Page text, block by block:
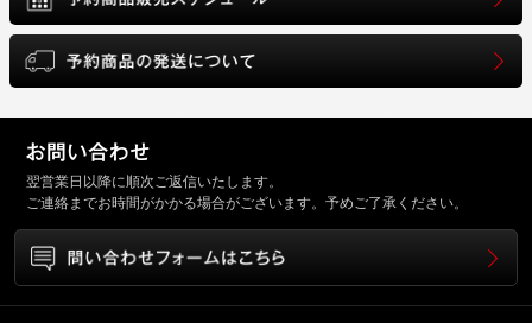
翌営業日以降に順次ご返信いたします。
ご連絡までお時間がかかる場合がございます。予めご了承ください。